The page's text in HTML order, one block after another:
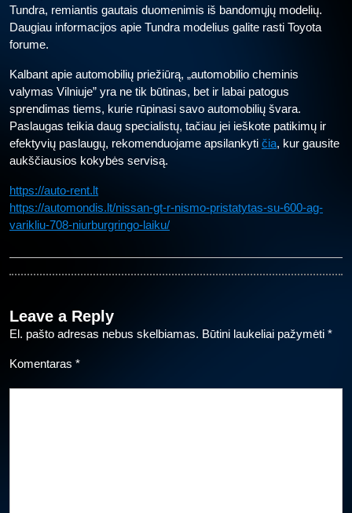
Tundra, remiantis gautais duomenimis iš bandomųjų modelių.
Daugiau informacijos apie Tundra modelius galite rasti Toyota
forume.
Kalbant apie automobilių priežiūrą, „automobilio cheminis
valymas Vilniuje” yra ne tik būtinas, bet ir labai patogus
sprendimas tiems, kurie rūpinasi savo automobilių švara.
Paslaugas teikia daug specialistų, tačiau jei ieškote patikimų ir
efektyvių paslaugų, rekomenduojame apsilankyti čia, kur gausite
aukščiausios kokybės servisą.
https://auto-rent.lt
https://automondis.lt/nissan-gt-r-nismo-pristatytas-su-600-ag-
varikliu-708-niurburgringo-laiku/
Leave a Reply
El. pašto adresas nebus skelbiamas. Būtini laukeliai pažymėti *
Komentaras *